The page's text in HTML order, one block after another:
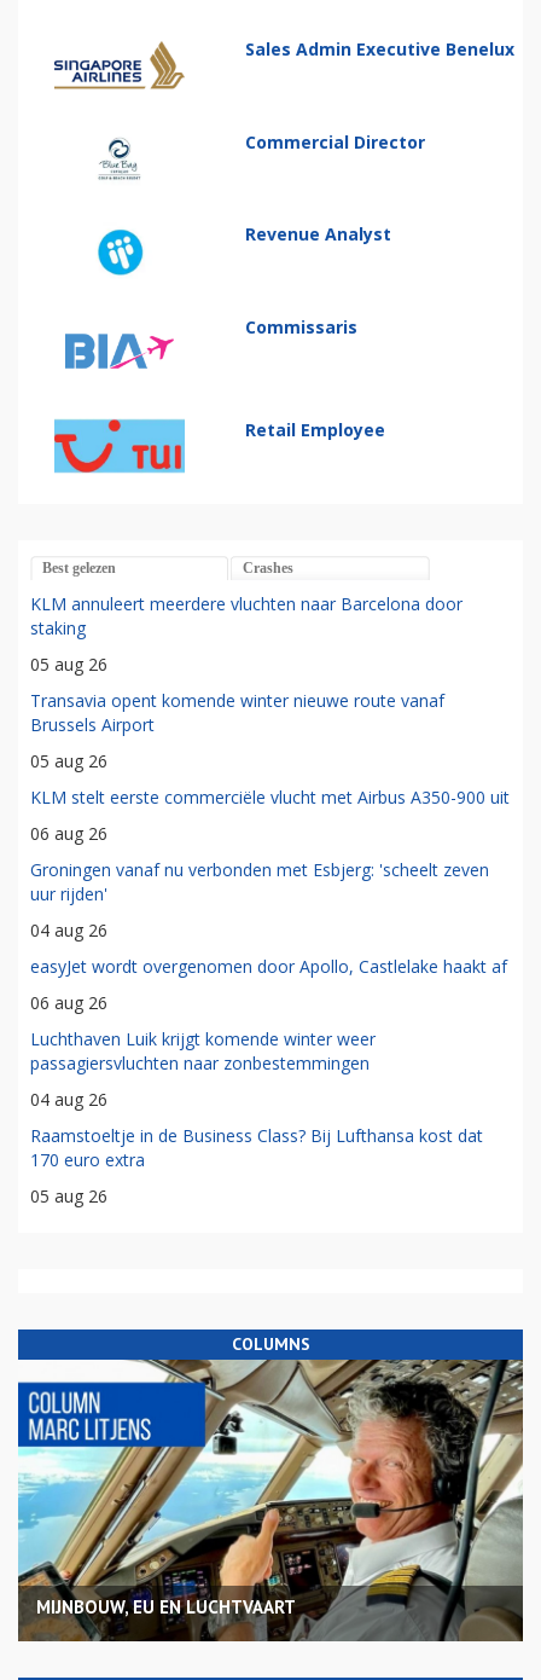
Sales Admin Executive Benelux
Commercial Director
Revenue Analyst
Commissaris
Retail Employee
Best gelezen Crashes
KLM annuleert meerdere vluchten naar Barcelona door
staking
05 aug 26
Transavia opent komende winter nieuwe route vanaf
Brussels Airport
05 aug 26
KLM stelt eerste commerciële vlucht met Airbus A350-900 uit
06 aug 26
Groningen vanaf nu verbonden met Esbjerg: 'scheelt zeven
uur rijden'
04 aug 26
easyJet wordt overgenomen door Apollo, Castlelake haakt af
06 aug 26
Luchthaven Luik krijgt komende winter weer
passagiersvluchten naar zonbestemmingen
04 aug 26
Raamstoeltje in de Business Class? Bij Lufthansa kost dat
170 euro extra
05 aug 26
COLUMNS
MIJNBOUW, EU EN LUCHTVAART